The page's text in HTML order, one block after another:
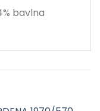
bavlna